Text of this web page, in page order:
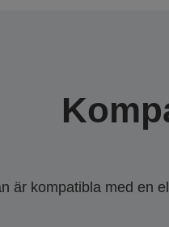
är kompatibla med en